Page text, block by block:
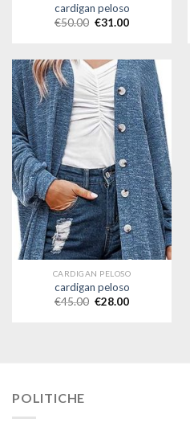
cardigan peloso
€50.00 €31.00
CARDIGAN PELOSO
cardigan peloso
€45.00 €28.00
POLITICHE